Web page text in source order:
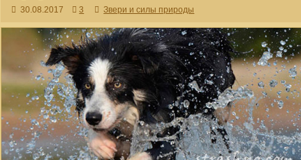
30.08.2017 3 Звери и силы природы